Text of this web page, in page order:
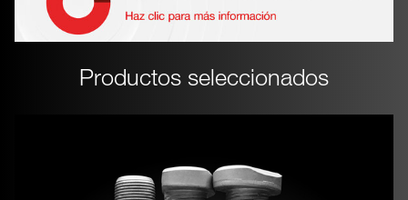
Productos seleccionados